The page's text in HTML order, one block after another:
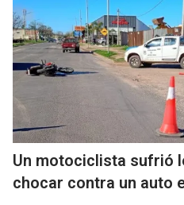
Un motociclista sufrió
chocar contra un auto